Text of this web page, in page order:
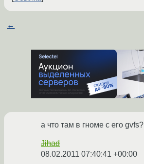
←
а что там в гноме с его gvfs?
Jihad
08.02.2011 07:40:41 +00:00